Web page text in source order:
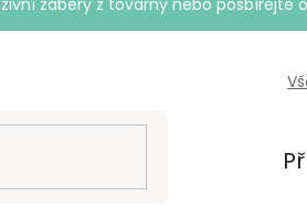
záběry z továrny nebo